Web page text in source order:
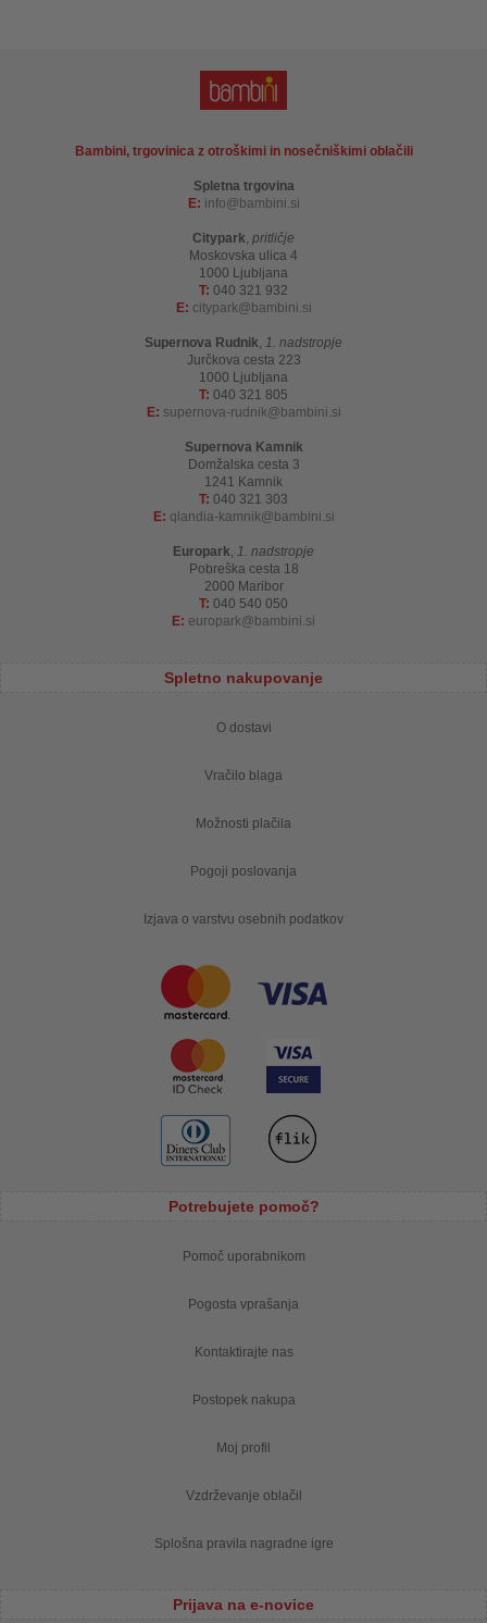
Bambini, trgovinica z otroškimi in nosečniškimi oblačili
Spletna trgovina
E: info bambini.si
Citypark, pritličje
Moskovska ulica 4
1000 Ljubljana
T: 040 321 932
E: citypark bambini.si
Supernova Rudnik, 1. nadstropje
Jurčkova cesta 223
1000 Ljubljana
T: 040 321 805
E: supernova-rudnik bambini.si
Supernova Kamnik
Domžalska cesta 3
1241 Kamnik
T: 040 321 303
E: qlandia-kamnik bambini.si
Europark, 1. nadstropje
Pobreška cesta 18
2000 Maribor
T: 040 540 050
E: europark bambini.si
Spletno nakupovanje
O dostavi
Vračilo blaga
Možnosti plačila
Pogoji poslovanja
Izjava o varstvu osebnih podatkov
Potrebujete pomoč?
Pomoč uporabnikom
Pogosta vprašanja
Kontaktirajte nas
Postopek nakupa
Moj profil
Vzdrževanje oblačil
Splošna pravila nagradne igre
Prijava na e-novice